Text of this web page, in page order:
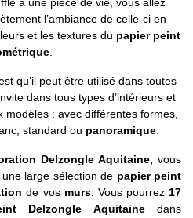
à une pièce de vie, vous allez
l’ambiance de celle-ci en
et les textures du papier peint
.
qu’il peut être utilisé dans toutes
dans tous types d’intérieurs et
modèles : avec différentes formes,
standard ou panoramique.
Delzongle Aquitaine, vous
une large sélection de papier peint
de vos murs. Vous pourrez17
Delzongle Aquitainedans